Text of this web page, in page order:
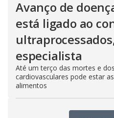
Avanço de
está ligado ao
especialista
Até um terço das mortes e
cardiovasculares pode estar
alimentos